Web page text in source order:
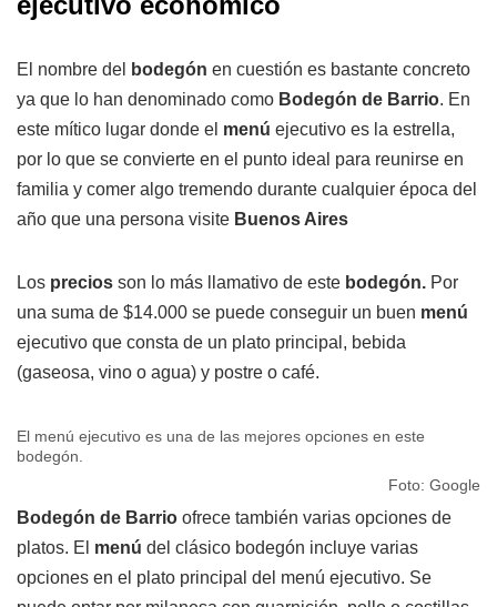
El nombre del bodegón en cuestión es bastante concreto
ya que lo han denominado como Bodegón de Barrio. En
este mítico lugar donde el menú ejecutivo es la estrella,
por lo que se convierte en el punto ideal para reunirse en
familia y comer algo tremendo durante cualquier época del
año que una persona visite Buenos Aires
Los precios son lo más llamativo de este bodegón. Por
una suma de $14.000 se puede conseguir un buen menú
ejecutivo que consta de un plato principal, bebida
(gaseosa, vino o agua) y postre o café.
El menú ejecutivo es una de las mejores opciones en este
bodegón.
Foto: Google
Bodegón de Barrio ofrece también varias opciones de
platos. El menú del clásico bodegón incluye varias
opciones en el plato principal del menú ejecutivo. Se